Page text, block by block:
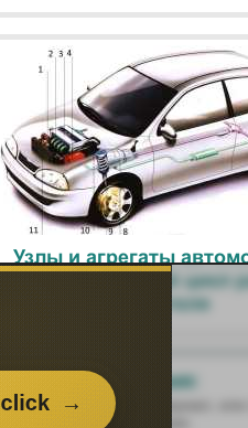
Узлы и агрегаты
Четырехтактный цикл
двигателя
с друзьями:
материал, или
с друзьями и знакомыми.